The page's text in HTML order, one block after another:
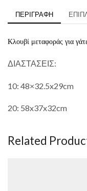
ΠΕΡΙΓΡΑΦΉ
Κλουβί μεταφοράς για
ΔΙΑΣΤΑΣΕΙΣ:
10: 48×32.5x29cm
20: 58x37x32cm
Related